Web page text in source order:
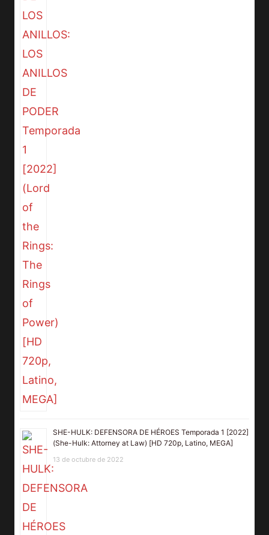
SHE-HULK: DEFENSORA DE HÉROES Temporada 1 [2022]
(She-Hulk: Attorney at Law) [HD 720p, Latino, MEGA]
13 de octubre de 2022